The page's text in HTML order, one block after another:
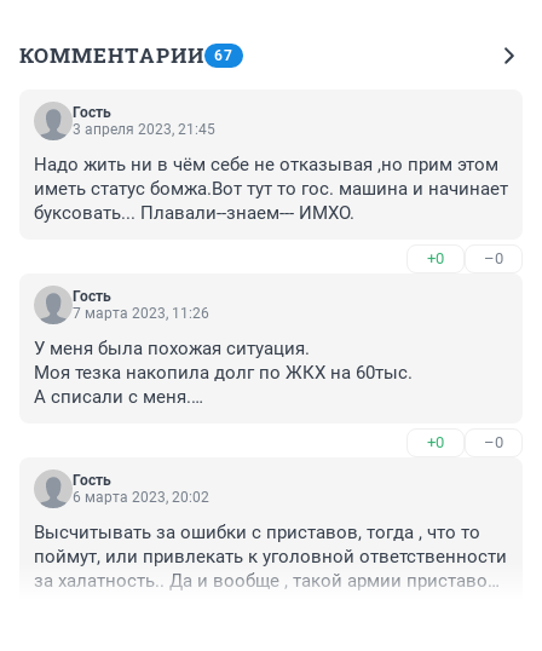
КОММЕНТАРИИ 67
Гость
3 апреля 2023, 21:45
Надо жить ни в чём себе не отказывая ,но прим этом
иметь статус бомжа.Вот тут то гос. машина и начинает
буксовать... Плавали--знаем--- ИМХО.
+0 –0
Гость
7 марта 2023, 11:26
У меня была похожая ситуация.
Моя тезка накопила долг по ЖКХ на 60тыс.
А списали с меня.
Дзержинского района г. Новосибирска возвращали
деньги больше полугода! Сначала при переводе
могли перевести, потому что у них название
меняется. Потом при переводе ошиблись ИНН.
Постоянно где-то ошибались. Я и писала, и лично
+0 –0
Гость
6 марта 2023, 20:02
Высчитывать за ошибки с приставов, тогда , что то
поймут, или привлекать к уголовной ответственности
за халатность.. Да и вообще , такой армии приставов